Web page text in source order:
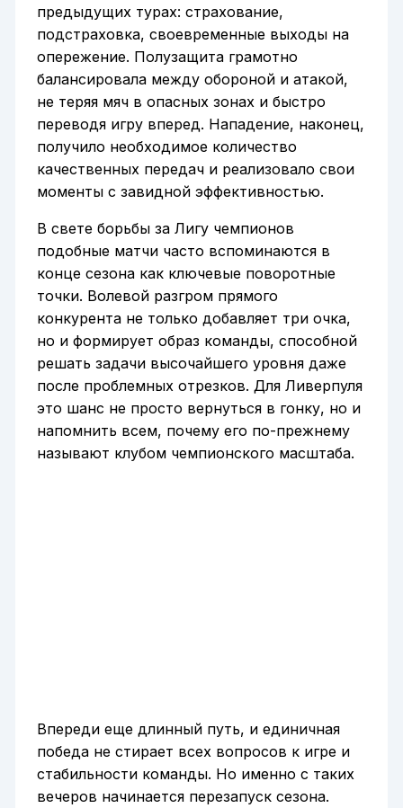
предыдущих турах: страхование,
подстраховка, своевременные выходы на
опережение. Полузащита грамотно
балансировала между обороной и атакой,
не теряя мяч в опасных зонах и быстро
переводя игру вперед. Нападение, наконец,
получило необходимое количество
качественных передач и реализовало свои
моменты с завидной эффективностью.
В свете борьбы за Лигу чемпионов
подобные матчи часто вспоминаются в
конце сезона как ключевые поворотные
точки. Волевой разгром прямого
конкурента не только добавляет три очка,
но и формирует образ команды, способной
решать задачи высочайшего уровня даже
после проблемных отрезков. Для Ливерпуля
это шанс не просто вернуться в гонку, но и
напомнить всем, почему его по-прежнему
называют клубом чемпионского масштаба.
Впереди еще длинный путь, и единичная
победа не стирает всех вопросов к игре и
стабильности команды. Но именно с таких
вечеров начинается перезапуск сезона.